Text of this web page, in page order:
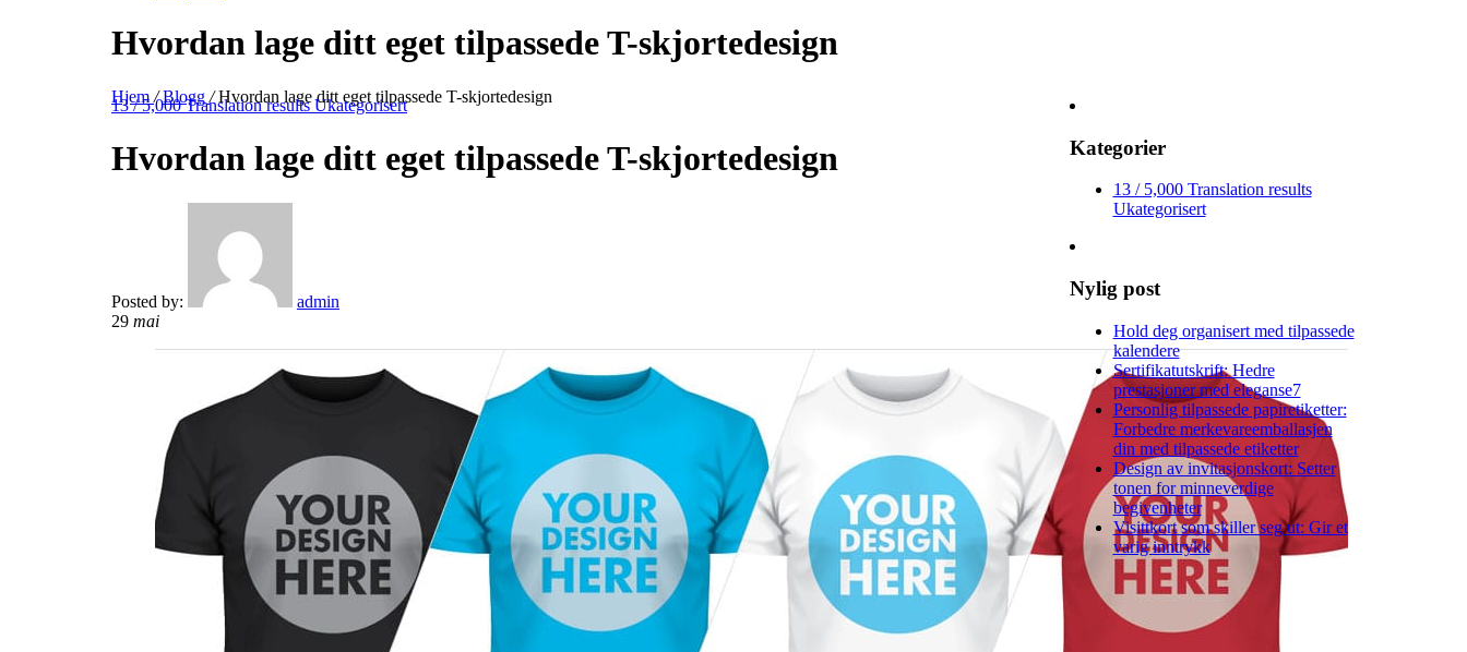
Hvordan lage ditt eget tilpassede T-skjortedesign
Hjem /Blogg /Hvordan lage ditt eget tilpassede T-skjortedesign
13 / 5,000 Translation results Ukategorisert
Hvordan lage ditt eget tilpassede T-skjortedesign
Posted by:
admin
29 mai
Kategorier
13 / 5,000 Translation results
Ukategorisert
Nylig post
Hold deg organisert med tilpassede
kalendere
Sertifikatutskrift: Hedre
prestasjoner med eleganse7
Personlig tilpassede papiretiketter:
Forbedre merkevareemballasjen
din med tilpassede etiketter
Design av invitasjonskort: Setter
tonen for minneverdige
begivenheter
Visittkort som skiller seg ut: Gir et
varig inntrykk